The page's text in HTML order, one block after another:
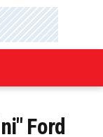
Ford